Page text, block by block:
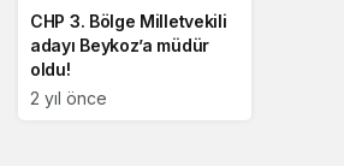
CHP 3. Bölge Milletvekili
adayı Beykoz’a müdür
oldu!
2 yıl önce